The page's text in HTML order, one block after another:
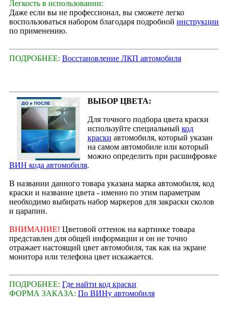
Легкость в использовании:
Даже если вы не профессионал, вы сможете легко
воспользоваться набором благодаря подробной инструкции
по применению.
ПОДРОБНЕЕ: Восстановление ЛКП автомобиля
ВЫБОР ЦВЕТА:
Для точного подбора цвета краски
используйте специальный код
краски автомобиля, который указан
на самом автомобиле или который
можно определить при расшифровке
ВИН кода автомобиля.
В названии данного товара указана марка автомобиля, код
краски и название цвета - именно по этим параметрам
необходимо выбирать набор маркеров для закраски сколов
и царапин.
ВНИМАНИЕ! Цветовой оттенок на картинке товара
представлен для общей информации и он не точно
отражает настоящий цвет автомобиля, так как на экране
монитора или телефона цвет искажается.
ПОДРОБНЕЕ: Где найти код краски
ФОРМА ЗАКАЗА: По ВИНу автомобиля